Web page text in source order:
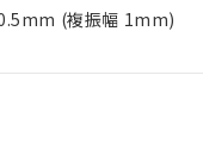
(複振幅 1mm)